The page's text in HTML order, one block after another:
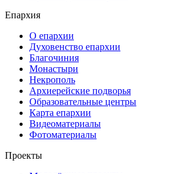
Епархия
О епархии
Духовенство епархии
Благочиния
Монастыри
Некрополь
Архиерейские подворья
Образовательные центры
Карта епархии
Видеоматериалы
Фотоматериалы
Проекты